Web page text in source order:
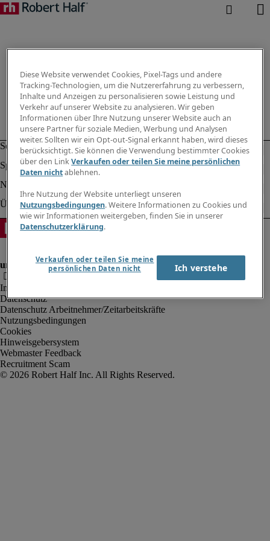
Impressum
Datenschutz
Datenschutz Arbeitnehmer/Zeitarbeitskräfte
Nutzungsbedingungen
Cookies
Hinweisgebersystem
Webmaster Feedback
Recruitment Scam
Diese Website verwendet Cookies, Pixel-Tags und andere
Tracking-Technologien, um die Nutzererfahrung zu verbessern,
Inhalte und Anzeigen zu personalisieren sowie Leistung und
Verkehr auf unserer Website zu analysieren. Wir geben
Informationen über Ihre Nutzung unserer Website auch an
unsere Partner für soziale Medien, Werbung und Analysen
weiter. Sollten wir ein Opt-out-Signal erkannt haben, wird dieses
berücksichtigt. Sie können die Verwendung bestimmter Cookies
über den LinkVerkaufen oder teilen Sie meine persönlichen
Daten nichtablehnen.
Ihre Nutzung der Website unterliegt unseren
Nutzungsbedingungen. Weitere Informationen zu Cookies und
wie wir Informationen weitergeben, finden Sie in unserer
Datenschutzerklärung.
Verkaufen oder teilen Sie meine
persönlichen Daten nicht
Ich verstehe